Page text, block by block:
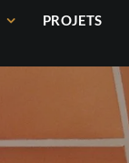
PROJETS